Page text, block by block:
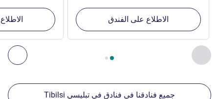
السابق - منشآتنا الأخرى القريبة
الصفحة
الاطلاع على الفندق
جميع فنادقنا في فنادق في تبليسي Tibilsi